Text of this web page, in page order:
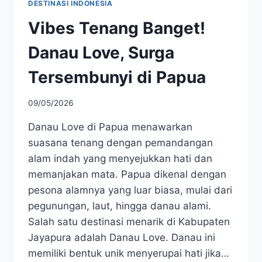
DESTINASI INDONESIA
Vibes Tenang Banget!
Danau Love, Surga
Tersembunyi di Papua
09/05/2026
Danau Love di Papua menawarkan
suasana tenang dengan pemandangan
alam indah yang menyejukkan hati dan
memanjakan mata. Papua dikenal dengan
pesona alamnya yang luar biasa, mulai dari
pegunungan, laut, hingga danau alami.
Salah satu destinasi menarik di Kabupaten
Jayapura adalah Danau Love. Danau ini
memiliki bentuk unik menyerupai hati jika…